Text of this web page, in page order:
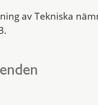
av Tekniska